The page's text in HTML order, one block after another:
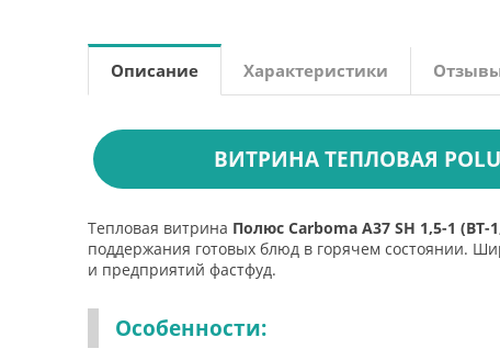
Описание Характеристики
ВИТРИНА ТЕПЛОВАЯ
Тепловая витрина Полюс Carboma A37 SH 1,5-1 (ВТ-
поддержания готовых блюд в горячем состоянии.
и предприятий фастфуд.
Особенности: